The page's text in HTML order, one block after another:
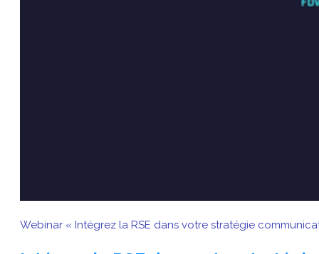
Webinar « Intégrez la RSE dans votre stratégie